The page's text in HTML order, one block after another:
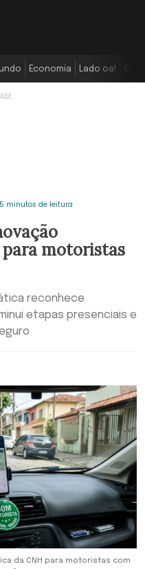
Economia Lado oa!
5 minutos de leitura
motoristas
reconhece
etapas presenciais e
da CNH para motoristas com